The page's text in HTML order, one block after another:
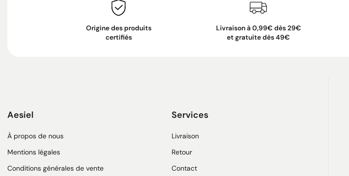
Origine des produits
certifiés
Livraison à 0,99€ dès 29€
et gratuite dès 49€
Aesiel
À propos de nous
Mentions légales
Conditions générales de vente
Services
Livraison
Retour
Contact